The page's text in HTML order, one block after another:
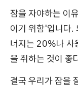
잠을 자야하는 이
이기 위함'입니다.
너지는 20%나 사
을 취하는 것이 좋
결국 우리가 잠을